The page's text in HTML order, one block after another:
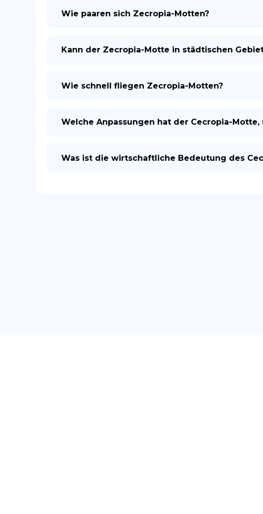
Wie paaren sich Zecropia-Motten?
Kann der Zecropia-Motte in städtischen
Wie schnell fliegen Zecropia-Motten?
Welche Anpassungen hat der Cecropia-
Was ist die wirtschaftliche Bedeutung des